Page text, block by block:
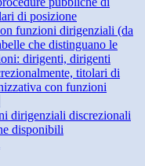
di posizione
funzioni dirigenziali (da
che distinguano le
dirigenti, dirigenti
titolari di
con funzioni
dirigenziali discrezionali
disponibili